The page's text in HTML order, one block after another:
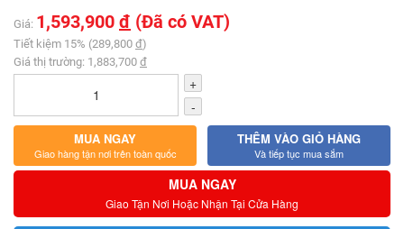
Giá: 1,593,900 đ (Đã có VAT)
Tiết kiệm 15% (289,800 đ)
Giá thị trường: 1,883,700 đ
+
-
MUA NGAY
Giao hàng tận nơi trên toàn quốc
THÊM VÀO GIỎ HÀNG
Và tiếp tục mua sắm
MUA NGAY
Giao Tận Nơi Hoặc Nhận Tại Cửa Hàng